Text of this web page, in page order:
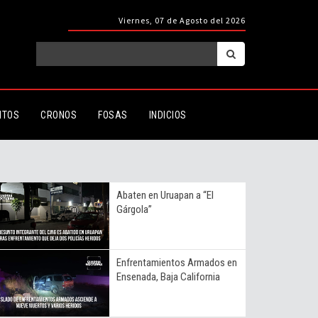
Viernes, 07 de Agosto del 2026
CRONOS FOSAS INDICIOS
Abaten en Uruapan a “El
Gárgola”
Enfrentamientos Armados en
Ensenada, Baja California